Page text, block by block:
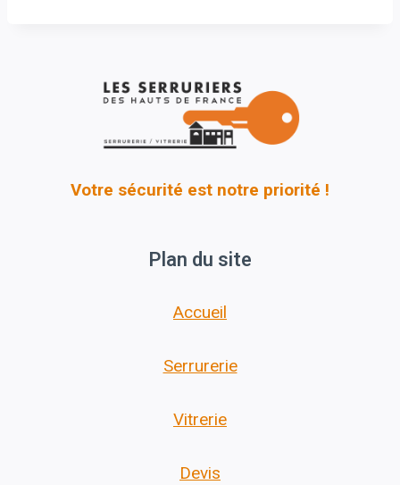
Votre sécurité est notre priorité !
Plan du site
Accueil
Serrurerie
Vitrerie
Devis